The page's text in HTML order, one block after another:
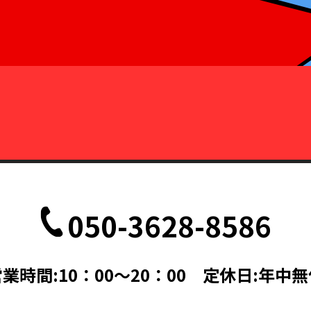
050-3628-8586
時間:10：00～20：00 定休日:年中